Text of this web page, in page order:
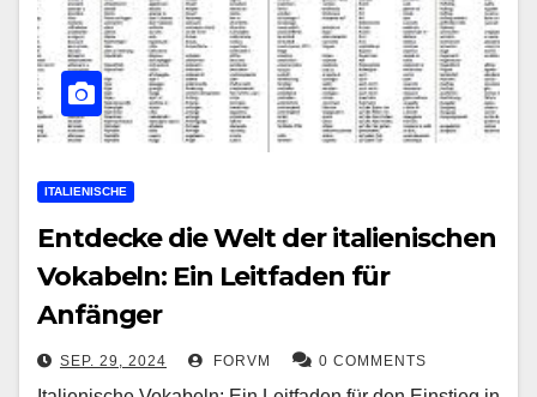
ITALIENISCHE
Entdecke die Welt der italienischen
Vokabeln: Ein Leitfaden für
Anfänger
SEP. 29, 2024 FORVM 0 COMMENTS